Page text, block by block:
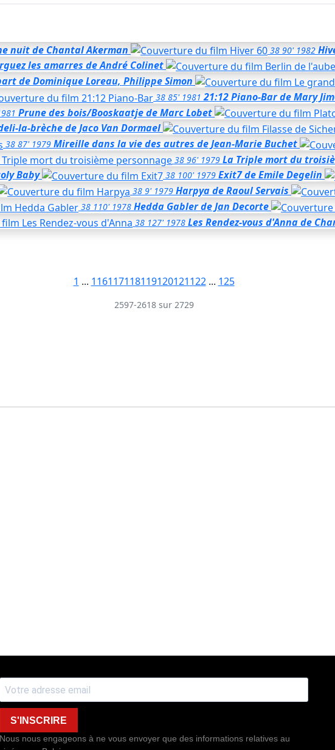
nuitde Chantal Akerman 38 90' 1982
les amarresde André Colinet
de Dominique Loreau, Philippe Simon
38 85' 1981 21:12 Piano-Barde Mary
Prune des bois/Booskaatjede Marc Lobet
la-brèchede Jaco Van Dormael
38 87' 1979 Mireille dans la vie des autres de Jean-Marie Buchet
38 96' 1979 La Triple mort du
Baby 38 100' 1979 Exit7de Emile Degelin
38 9' 1979 Harpyade Raoul Servais
38 110' 1978 Hedda Gablerde Jan Decorte
38 127' 1978 Les Rendez-vous d'Annade
1 ... 116117118119120121122 ... 125
2597-2618 sur 2729
S'INSCRIRE
Nous nous engageons à ne vous envoyer que des informations relatives au